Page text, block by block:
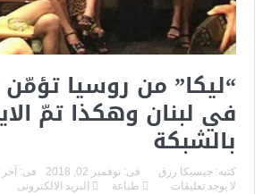
“ليكا” من روسيا
في لبنان وهكذا تمّ
بالشبكة
كتبه: جيسيكا رزق فى: نوفمبر 02, 2018 فى: آخر
لا يوجد تعليقات
طباعة البريد الالكترونى